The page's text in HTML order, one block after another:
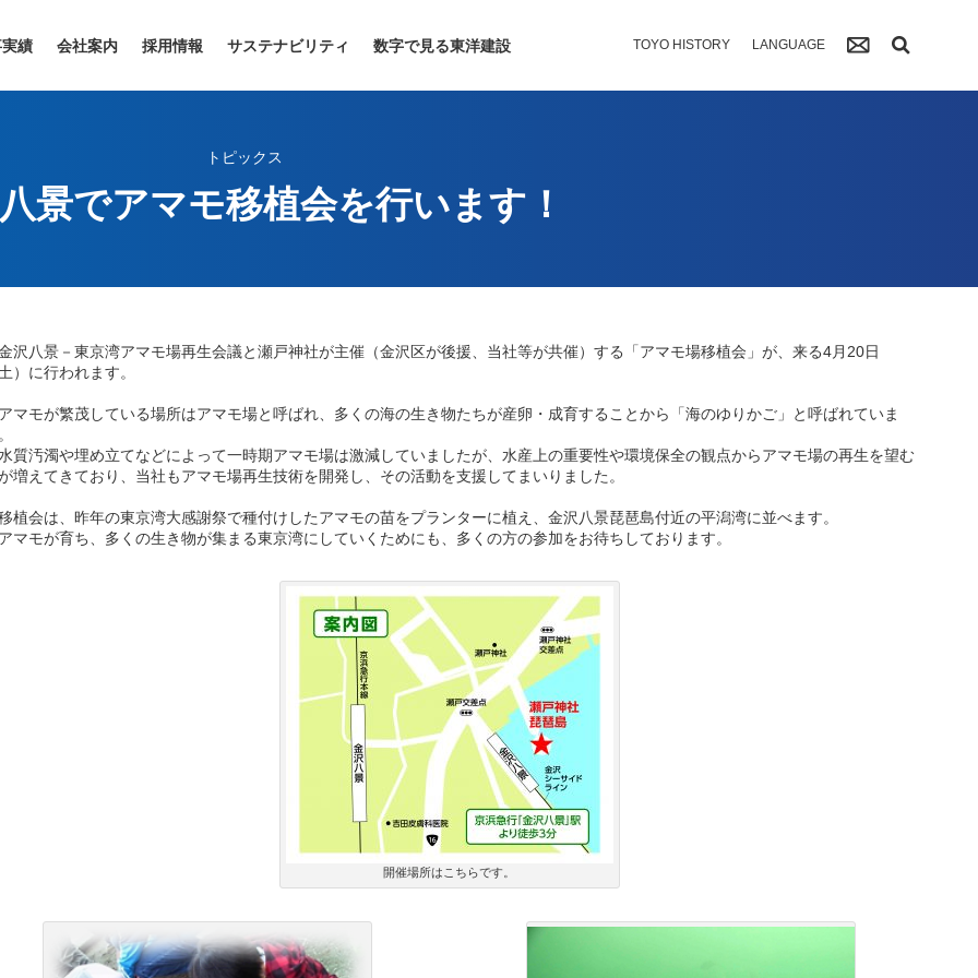
績 会社案内 採用情報 サステナビリティ 数字で見る東洋建設 TOYO HISTORY LANGUAGE
トピックス
景でアマモ移植会を行います！
沢八景－東京湾アマモ場再生会議と瀬戸神社が主催（金沢区が後援、当社等が共催）する「アマモ場移植会」が、来る4月20日
土）に行われます。
マモが繁茂している場所はアマモ場と呼ばれ、多くの海の生き物たちが産卵・成育することから「海のゆりかご」と呼ばれていま
質汚濁や埋め立てなどによって一時期アマモ場は激減していましたが、水産上の重要性や環境保全の観点からアマモ場の再生を望む
増えてきており、当社もアマモ場再生技術を開発し、その活動を支援してまいりました。
植会は、昨年の東京湾大感謝祭で種付けしたアマモの苗をプランターに植え、金沢八景琵琶島付近の平潟湾に並べます。
マモが育ち、多くの生き物が集まる東京湾にしていくためにも、多くの方の参加をお待ちしております。
開催場所はこちらです。